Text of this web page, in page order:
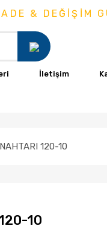
& DEĞİŞİM
İletişim
120-10
10